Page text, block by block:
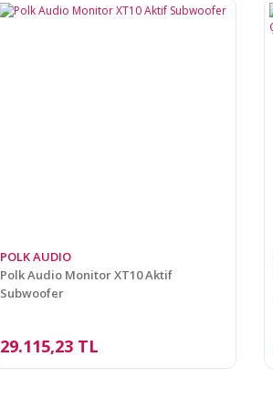
POLK AUDIO
Polk Audio Monitor XT10 Aktif
Subwoofer
29.115,23 TL